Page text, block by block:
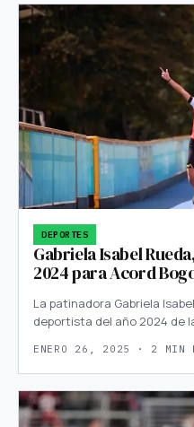
DEPORTES
Gabriela Isabel
2024 para Acord
La patinadora Gabriela
deportista del año 2024 de
ENERO 26, 2025 · 2 MIN